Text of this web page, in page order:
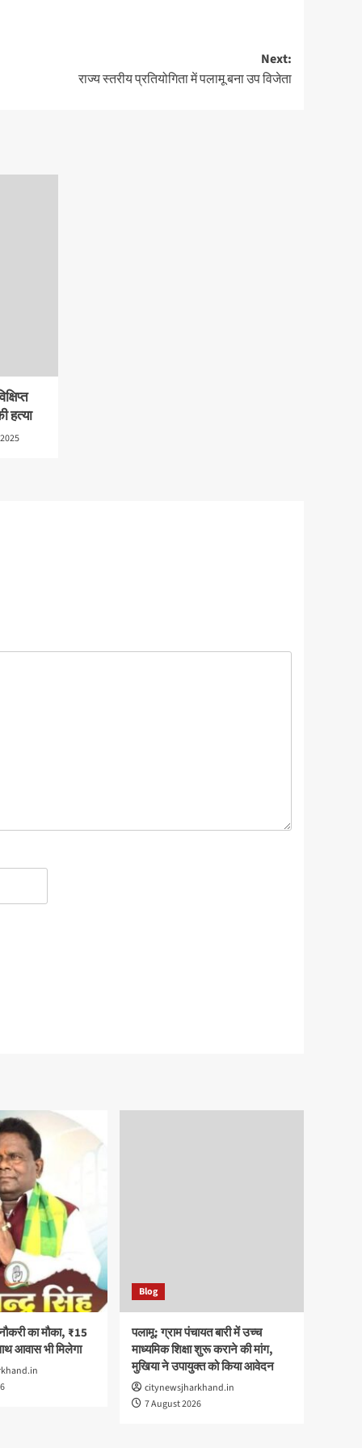
Next:
राज्य स्तरीय प्रतियोगिता में पलामू बना उप विजेता
हत्या
का मौका, ₹15
आवास भी मिलेगा
Blog
पलामू: ग्राम पंचायत बारी में उच्च
माध्यमिक शिक्षा शुरू कराने की मांग,
मुखिया ने उपायुक्त को किया आवेदन
citynewsjharkhand.in
7 August 2026